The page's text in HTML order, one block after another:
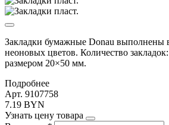
Закладки бумажные Donau выполнены
неоновых цветов. Количество
размером 20×50 мм.
Подробнее
Арт. 9107758
7.19 BYN
Узнать цену товара